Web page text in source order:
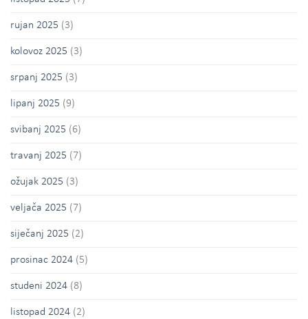
rujan 2025 (3)
kolovoz 2025 (3)
srpanj 2025 (3)
lipanj 2025 (9)
svibanj 2025 (6)
travanj 2025 (7)
ožujak 2025 (3)
veljača 2025 (7)
siječanj 2025 (2)
prosinac 2024 (5)
studeni 2024 (8)
listopad 2024 (2)